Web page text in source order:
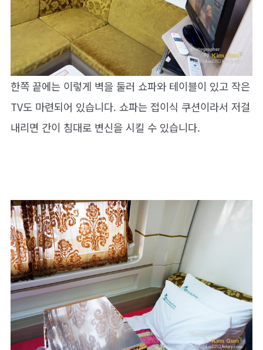
한쪽 끝에는 이렇게 벽을 둘러 쇼파와 테이블이 있고 작은
TV도 마련되어 있습니다. 쇼파는 접이식 쿠션이라서 저걸
내리면 간이 침대로 변신을 시킬 수 있습니다.